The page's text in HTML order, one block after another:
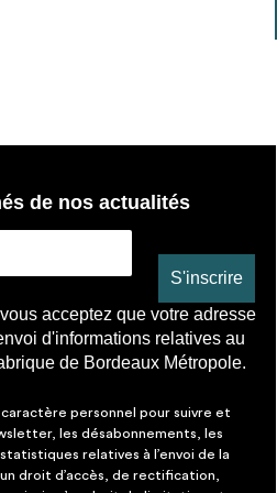
à sa liste et son envoi ne
de nos actualités
acceptez que votre adresse
d'informations relatives au
de Bordeaux Métropole.
personnel pour suivre et
les désabonnements, les
relatives à l’envoi de la
droit d’accès, de rectification,